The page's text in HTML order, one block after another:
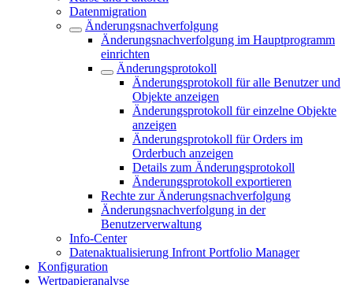
Datenmigration
Änderungsnachverfolgung
Änderungsnachverfolgung im Hauptprogramm
einrichten
Änderungsprotokoll
Änderungsprotokoll für alle Benutzer und
Objekte anzeigen
Änderungsprotokoll für einzelne Objekte
anzeigen
Änderungsprotokoll für Orders im
Orderbuch anzeigen
Details zum Änderungsprotokoll
Änderungsprotokoll exportieren
Rechte zur Änderungsnachverfolgung
Änderungsnachverfolgung in der
Benutzerverwaltung
Info-Center
Datenaktualisierung Infront Portfolio Manager
Konfiguration
Wertpapieranalyse